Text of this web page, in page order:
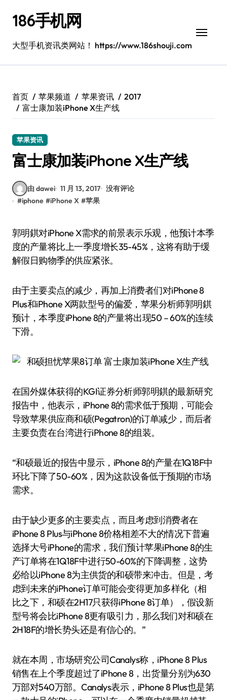
186手机网
大型手机资讯类网站！ https://www.186shouji.com
首页 苹果频道 苹果资讯
2017
富士康加装iPhone X生产线
苹果资讯
富士康加装iPhone X生产线
由 dawei 11 月 13, 2017 没有评论
#iphone #iPhone X #苹果
郭明錤对iPhone X需求的前景表示乐观，他预计本季
度的产量将比上一季度增长35-45%，这将有助于缓
解假日购物季的供应紧张。
由于主要卖点的减少，再加上消费者们对iPhone 8
Plus和iPhone X两款型号的偏爱，苹果分析师郭明錤
预计，本季度iPhone 8的产量将出现50 – 60%的连续
下滑。
在国外媒体获得的KGI证券分析师郭明錤的最新研究
报告中，他表示，iPhone 8的需求低于预期，可能会
导致苹果供应商和硕(Pegatron)的订单减少，而后者
主要负责在台湾进行iPhone 8的组装。
“和硕最近的报告中显示，iPhone 8的产量在1Q18F中
环比下降了50-60%，因为这款设备低于预期的市场
需求。
由于缺少更多的主要卖点，而且考虑到消费者在
iPhone 8 Plus与iPhone 8价格相差不大的情况下普遍
选择大号iPhone的需求，我们预计苹果iPhone 8的生
产订单将在1Q18F中进行50-60%的下降调整，这势
必给以iPhone 8为主供货的和硕带来冲击。但是，考
虑到未来的iPhone订单可能会变得更加多样化（相
比之下，和硕在2H17只获得iPhone 8订单），假设新
型号将会比iPhone 8更有吸引力，那么我们对和硕在
2H18F的增长势头还是有信心的。”
就在本周，市场研究公司Canalys称，iPhone 8 Plus
销售在上个季度超过了iPhone 8，出货量分别为630
万部对540万部。Canalys表示，iPhone 8 Plus也是第